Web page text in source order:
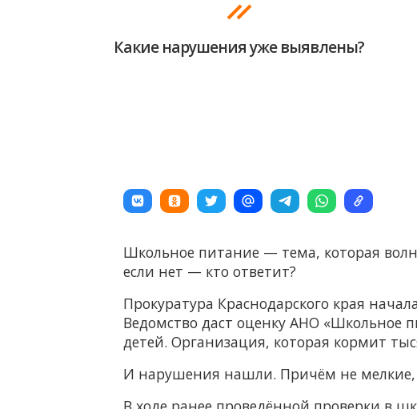
Какие нарушения уже выявлены?
Школьное питание — тема, которая
если нет — кто ответит?
Прокуратура Краснодарского края
Ведомство даст оценку АНО «Школьное
детей. Организация, которая кормит
И нарушения нашли. Причём не мелкие,